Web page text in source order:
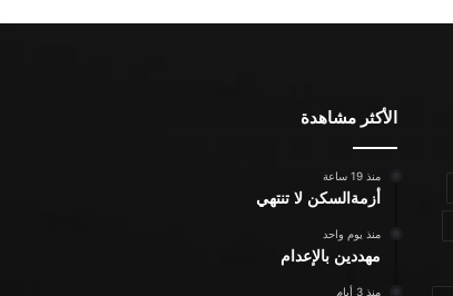
الأكثر مشاهدة
منذ 19 ساعة
أزمةالسكن لا تنتهي
منذ يوم واحد
مهددين بالإعدام
منذ 3 أيام